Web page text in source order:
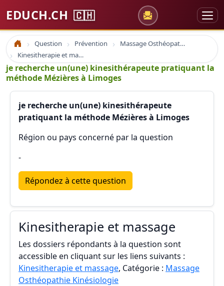
EDUCH.CH 🇨🇭
Accueil Question Prévention
Massage Osthéopathie Kinésiologie
Kinesitherapie et massage
je recherche un(une) kinesithérapeute pratiquant la
méthode Mézières à Limoges
je recherche un(une) kinesithérapeute
pratiquant la méthode Mézières à Limoges
Région ou pays concerné par la question
-
Répondez à cette question
Kinesitherapie et massage
Les dossiers répondants à la question sont
accessible en cliquant sur les liens suivants :
Kinesitherapie et massage, Catégorie : Massage
Osthéopathie Kinésiologie